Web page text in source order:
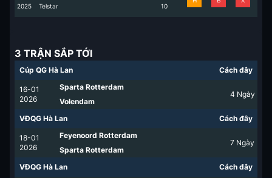
2025
Telstar
10
3 TRẬN SẮP TỚI
Cúp QG Hà Lan Cách đây
16-01
2026
Sparta Rotterdam
Volendam
4 Ngày
VĐQG Hà Lan Cách đây
18-01
2026
Feyenoord Rotterdam
Sparta Rotterdam
7 Ngày
VĐQG Hà Lan Cách đây